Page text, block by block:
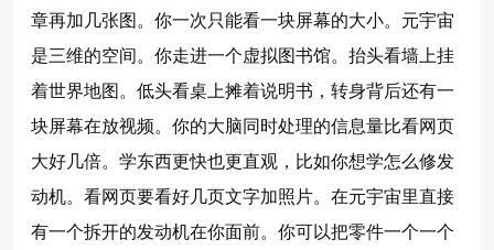
章再加几张图。你一次只能看一块屏幕的大小。元宇宙
是三维的空间。你走进一个虚拟图书馆。抬头看墙上挂
着世界地图。低头看桌上摊着说明书，转身背后还有一
块屏幕在放视频。你的大脑同时处理的信息量比看网页
大好几倍。学东西更快也更直观，比如你想学怎么修发
动机。看网页要看好几页文字加照片。在元宇宙里直接
有一个拆开的发动机在你面前。你可以把零件一个一个